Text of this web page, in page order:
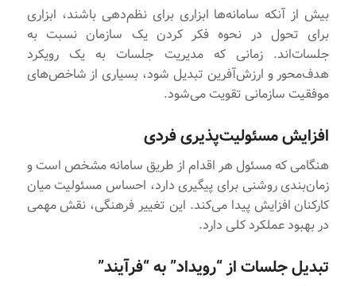
بیش از آنکه سامانه‌ها ابزاری برای نظم‌دهی باشند، ابزاری
برای تحول در نحوه فکر کردن یک سازمان نسبت به
جلسات‌اند. زمانی که مدیریت جلسات به یک رویکرد
هدف‌محور و ارزش‌آفرین تبدیل شود، بسیاری از شاخص‌های
موفقیت سازمانی تقویت می‌شود.
افزایش مسئولیت‌پذیری فردی
هنگامی که مسئول هر اقدام از طریق سامانه مشخص است و
زمان‌بندی روشنی برای پیگیری دارد، احساس مسئولیت میان
کارکنان افزایش پیدا می‌کند. این تغییر فرهنگی، نقش مهمی
در بهبود عملکرد کلی دارد.
تبدیل جلسات از “رویداد” به “فرآیند”